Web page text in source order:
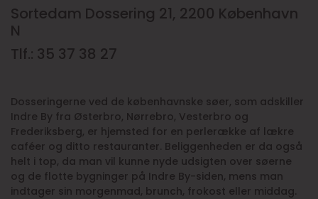
Sortedam Dossering 21, 2200 København
N
Tlf.: 35 37 38 27
Dosseringerne ved de københavnske søer, som adskiller
Indre By fra Østerbro, Nørrebro, Vesterbro og
Frederiksberg, er hjemsted for en perlerække af lækre
caféer og ditto restauranter. Beliggenheden er da også
helt i top, da man vil kunne nyde udsigten over søerne
og de flotte bygninger på Indre By-siden, mens man
indtager sin morgenmad, brunch, frokost eller middag.